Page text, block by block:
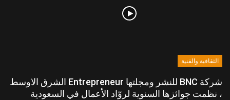
الثقافية والفنية
شركة BNC للنشر ومجلتها Entrepreneur الشرق الاوسط
، نظمت جوائزها السنوية لروّاد الأعمال في السعودية